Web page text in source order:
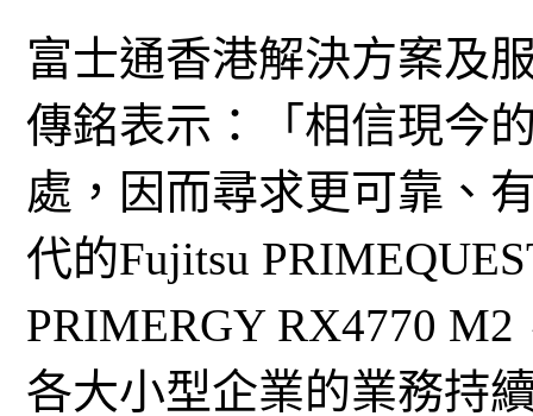
富士通香港解決方案及
傳銘表示：「相信現今
處，因而尋求更可靠、
代的Fujitsu
PRIMERGY RX4770
各大小型企業的業務持